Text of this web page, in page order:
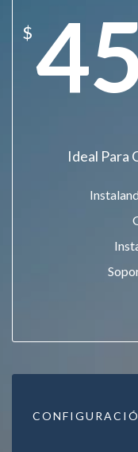
$
Ideal Para